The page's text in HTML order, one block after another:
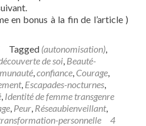
en bonus à la fin de l’article )
Tagged (autonomisation),
de soi, Beauté-
,confiance, Courage,
, Escapades-nocturnes,
, Identité de femme transgenre
, Peur, Réseaubienveillant,
personnelle
4